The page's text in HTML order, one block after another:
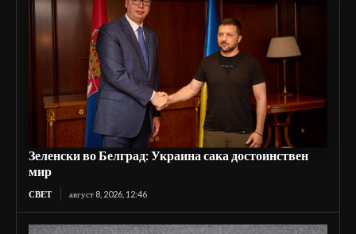
Зеленски во Белград: Украина сака достоинствен
мир
СВЕТ август 8, 2026, 12:46